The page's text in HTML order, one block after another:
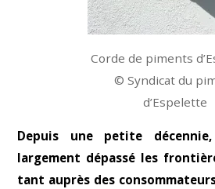
Corde de piments
© Syndicat du
d’Espelette
Depuis une petite
largement dépassé les
tant auprès des